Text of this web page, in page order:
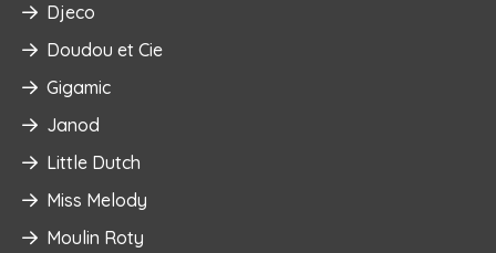
Djeco
Doudou et Cie
Gigamic
Janod
Little Dutch
Miss Melody
Moulin Roty